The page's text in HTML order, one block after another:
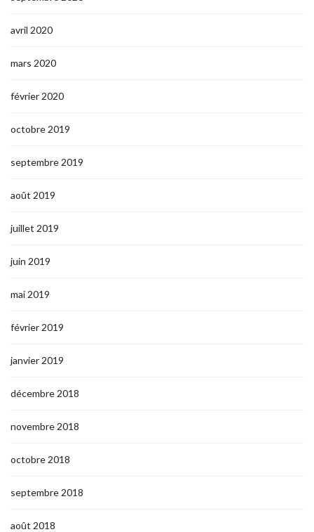
avril 2020
mars 2020
février 2020
octobre 2019
septembre 2019
août 2019
juillet 2019
juin 2019
mai 2019
février 2019
janvier 2019
décembre 2018
novembre 2018
octobre 2018
septembre 2018
août 2018